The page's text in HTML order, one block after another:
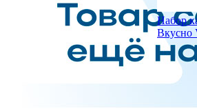
Набор
Вкусно